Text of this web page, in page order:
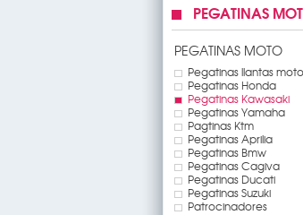
PEGATINAS
PEGATINAS MOTO
Pegatinas llantas moto
Pegatinas Honda
Pegatinas Kawasaki
Pegatinas Yamaha
Pagtinas Ktm
Pegatinas Aprilia
Pegatinas Bmw
Pegatinas Cagiva
Pegatinas Ducati
Pegatinas Suzuki
Patrocinadores